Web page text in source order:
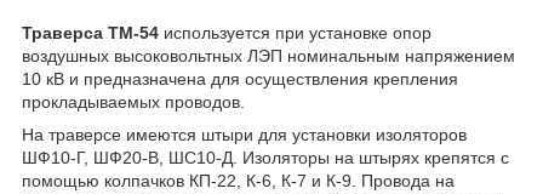
Траверса ТМ-54 используется при установке опор
воздушных высоковольтных ЛЭП номинальным напряжением
10 кВ и предназначена для осуществления крепления
прокладываемых проводов.
На траверсе имеются штыри для установки изоляторов
ШФ10-Г, ШФ20-В, ШС10-Д. Изоляторы на штырях крепятся с
помощью колпачков КП-22, К-6, К-7 и К-9. Провода на